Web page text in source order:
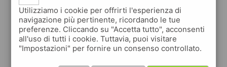
quiinzona è una app
gratuita
che ti aiuta se cerchi 'un'app per
erboristerie sellia ? ' e che ti premia ogni
volta che la usi
Utilizziamo i cookie per offrirti l'esperienza di
navigazione più pertinente, ricordando le tue
preferenze. Cliccando su "Accetta tutto", acconsenti
all'uso di tutti i cookie. Tuttavia, puoi visitare
"Impostazioni" per fornire un consenso controllato.